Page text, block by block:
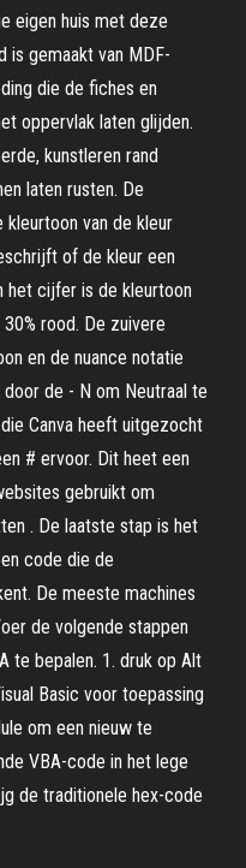
eigen huis met deze
is gemaakt van MDF-
die de fiches en
oppervlak laten glijden.
kunstleren rand
laten rusten. De
van de kleur
of de kleur een
het cijfer is de kleurtoon
rood. De zuivere
en de nuance notatie
de - N om Neutraal te
Canva heeft uitgezocht
# ervoor. Dit heet een
gebruikt om
. De laatste stap is het
code die de
De meeste machines
de volgende stappen
te bepalen. 1. druk op Alt
Basic voor toepassing
om een nieuw te
VBA-code in het lege
de traditionele hex-code